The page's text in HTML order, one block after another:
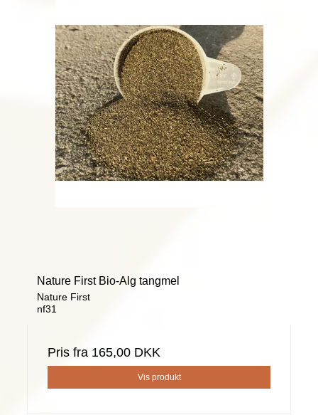
Nature First Bio-Alg tangmel
Nature First
nf31
Pris fra 165,00 DKK
Vis produkt